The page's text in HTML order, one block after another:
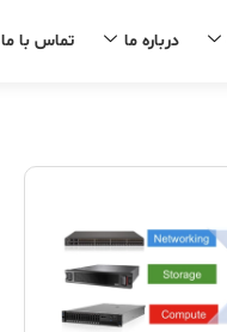
درباره ما تماس با ما